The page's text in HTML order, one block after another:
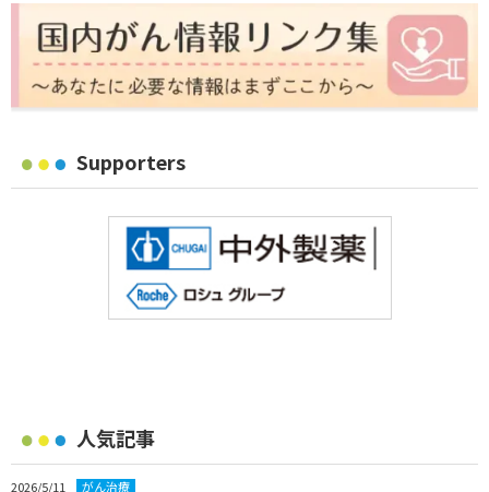
Supporters
人気記事
2026/5/11 がん治療